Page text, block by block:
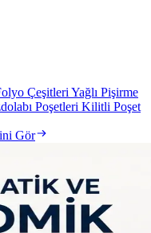
Çeşitleri Yağlı Pişirme
Poşetleri Kilitli Poşet
Gör